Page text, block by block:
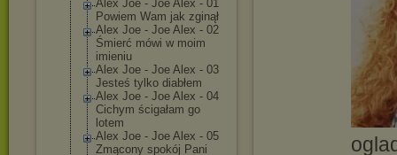
Alex Joe - Joe Alex - 01
Powiem Wam jak zginął
Alex Joe - Joe Alex - 02
Śmierć mówi w moim
imieniu
Alex Joe - Joe Alex - 03
Jesteś tylko diabłem
Alex Joe - Joe Alex - 04
Cichym ścigałam go
lotem
Alex Joe - Joe Alex - 05
Zmącony spokój Pani